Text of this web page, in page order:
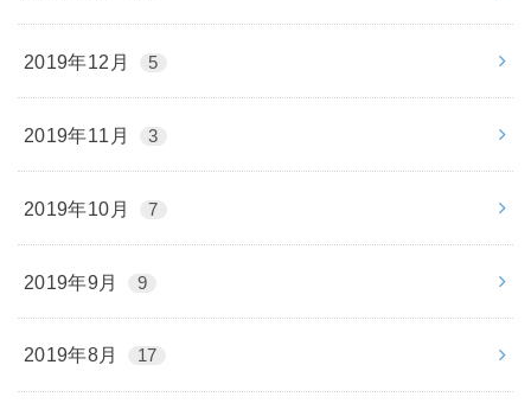
2019年12月 5
2019年11月 3
2019年10月 7
2019年9月 9
2019年8月 17